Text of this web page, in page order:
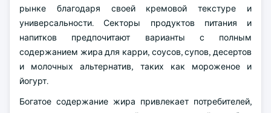
рынке благодаря своей кремовой текстуре и
универсальности. Секторы продуктов питания и
напитков предпочитают варианты с полным
содержанием жира для карри, соусов, супов, десертов
и молочных альтернатив, таких как мороженое и
йогурт.
Богатое содержание жира привлекает потребителей,